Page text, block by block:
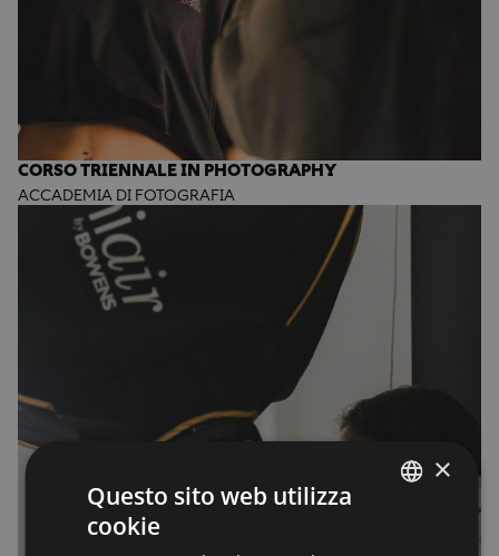
CORSO TRIENNALE IN PHOTOGRAPHY
ACCADEMIA DI FOTOGRAFIA
×
Questo sito web utilizza
cookie